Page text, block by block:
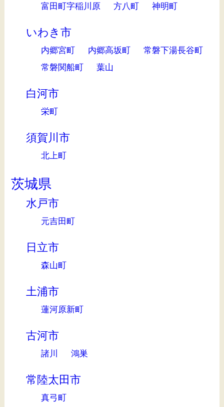
富田町字稲川原
方八町 神明町
いわき市
内郷宮町 内郷高坂町
常磐下湯長谷町
常磐関船町
葉山
白河市
栄町
須賀川市
北上町
茨城県
水戸市
元吉田町
日立市
森山町
土浦市
蓮河原新町
古河市
諸川 鴻巣
常陸太田市
真弓町